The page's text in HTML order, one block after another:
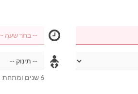
6 שנים ומתחת